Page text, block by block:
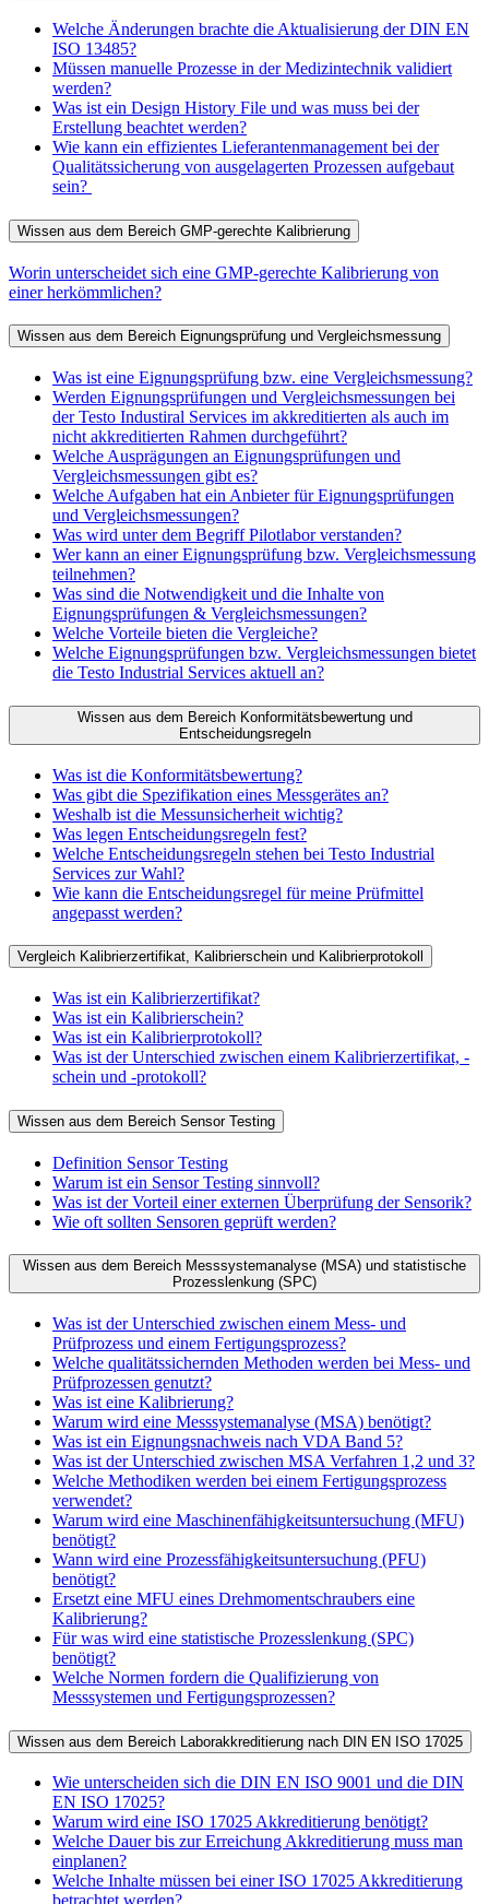
Welche Änderungen brachte die Aktualisierung der DIN EN
ISO 13485?
Müssen manuelle Prozesse in der Medizintechnik validiert
werden?
Was ist ein Design History File und was muss bei der
Erstellung beachtet werden?
Wie kann ein effizientes Lieferantenmanagement bei der
Qualitätssicherung von ausgelagerten Prozessen aufgebaut
sein?
Wissen aus dem Bereich GMP-gerechte Kalibrierung
Worin unterscheidet sich eine GMP-gerechte Kalibrierung von
einer herkömmlichen?
Wissen aus dem Bereich Eignungsprüfung und Vergleichsmessung
Was ist eine Eignungsprüfung bzw. eine Vergleichsmessung?
Werden Eignungsprüfungen und Vergleichsmessungen bei
der Testo Industiral Services im akkreditierten als auch im
nicht akkreditierten Rahmen durchgeführt?
Welche Ausprägungen an Eignungsprüfungen und
Vergleichsmessungen gibt es?
Welche Aufgaben hat ein Anbieter für Eignungsprüfungen
und Vergleichsmessungen?
Was wird unter dem Begriff Pilotlabor verstanden?
Wer kann an einer Eignungsprüfung bzw. Vergleichsmessung
teilnehmen?
Was sind die Notwendigkeit und die Inhalte von
Eignungsprüfungen & Vergleichsmessungen?
Welche Vorteile bieten die Vergleiche?
Welche Eignungsprüfungen bzw. Vergleichsmessungen bietet
die Testo Industrial Services aktuell an?
Wissen aus dem Bereich Konformitätsbewertung und
Entscheidungsregeln
Was ist die Konformitätsbewertung?
Was gibt die Spezifikation eines Messgerätes an?
Weshalb ist die Messunsicherheit wichtig?
Was legen Entscheidungsregeln fest?
Welche Entscheidungsregeln stehen bei Testo Industrial
Services zur Wahl?
Wie kann die Entscheidungsregel für meine Prüfmittel
angepasst werden?
Vergleich Kalibrierzertifikat, Kalibrierschein und Kalibrierprotokoll
Was ist ein Kalibrierzertifikat?
Was ist ein Kalibrierschein?
Was ist ein Kalibrierprotokoll?
Was ist der Unterschied zwischen einem Kalibrierzertifikat, -
schein und -protokoll?
Wissen aus dem Bereich Sensor Testing
Definition Sensor Testing
Warum ist ein Sensor Testing sinnvoll?
Was ist der Vorteil einer externen Überprüfung der Sensorik?
Wie oft sollten Sensoren geprüft werden?
Wissen aus dem Bereich Messsystemanalyse (MSA) und statistische
Prozesslenkung (SPC)
Was ist der Unterschied zwischen einem Mess- und
Prüfprozess und einem Fertigungsprozess?
Welche qualitätssichernden Methoden werden bei Mess- und
Prüfprozessen genutzt?
Was ist eine Kalibrierung?
Warum wird eine Messsystemanalyse (MSA) benötigt?
Was ist ein Eignungsnachweis nach VDA Band 5?
Was ist der Unterschied zwischen MSA Verfahren 1,2 und 3?
Welche Methodiken werden bei einem Fertigungsprozess
verwendet?
Warum wird eine Maschinenfähigkeitsuntersuchung (MFU)
benötigt?
Wann wird eine Prozessfähigkeitsuntersuchung (PFU)
benötigt?
Ersetzt eine MFU eines Drehmomentschraubers eine
Kalibrierung?
Für was wird eine statistische Prozesslenkung (SPC)
benötigt?
Welche Normen fordern die Qualifizierung von
Messsystemen und Fertigungsprozessen?
Wissen aus dem Bereich Laborakkreditierung nach DIN EN ISO 17025
Wie unterscheiden sich die DIN EN ISO 9001 und die DIN
EN ISO 17025?
Warum wird eine ISO 17025 Akkreditierung benötigt?
Welche Dauer bis zur Erreichung Akkreditierung muss man
einplanen?
Welche Inhalte müssen bei einer ISO 17025 Akkreditierung